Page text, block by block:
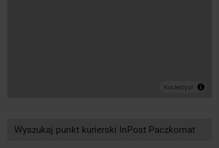
Wyszukaj punkt kurierski InPost Paczkomat